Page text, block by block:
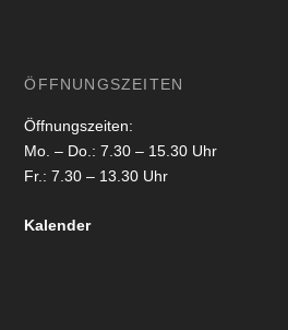
ÖFFNUNGSZEITEN
Öffnungszeiten:
Mo. – Do.: 7.30 – 15.30 Uhr
Fr.: 7.30 – 13.30 Uhr
Kalender